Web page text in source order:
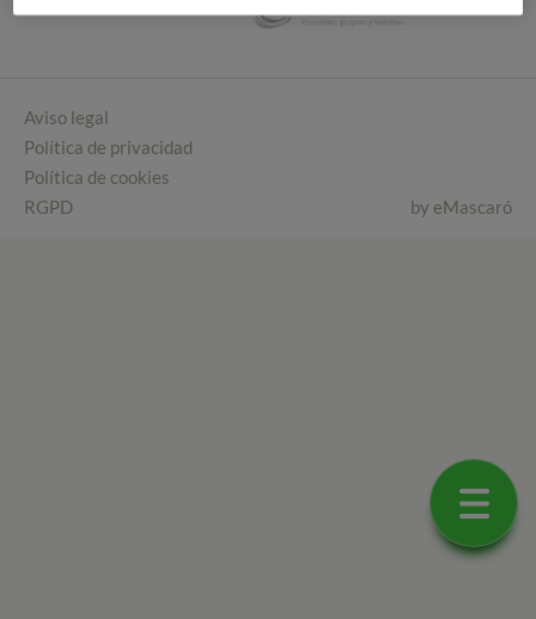
Aviso legal
Política de privacidad
Política de cookies
RGPD
by eMascaró